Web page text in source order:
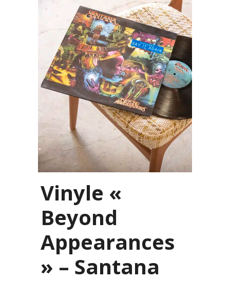
Vinyle «
Beyond
Appearances
» – Santana